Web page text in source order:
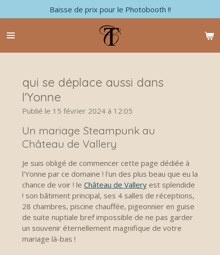
au
contenu
Baisse de prix pour le Photobooth !!
qui se déplace aussi dans
l'Yonne
Publié le 15 février 2024 à 12:05
Un mariage Steampunk au
Château de Vallery
Je suis obligé de commencer cette page dédiée à
l'Yonne par ce domaine ! l'un des plus beau que eu la
chance de voir ! le Château de Valleryest splendide
! son bâtiment principal, ses 4 salles de réceptions,
28 chambres, piscine chauffée, pigeonnier en guise
de suite nuptiale bref impossible de ne pas garder
un souvenir éternellement magnifique de votre
mariage là-bas !